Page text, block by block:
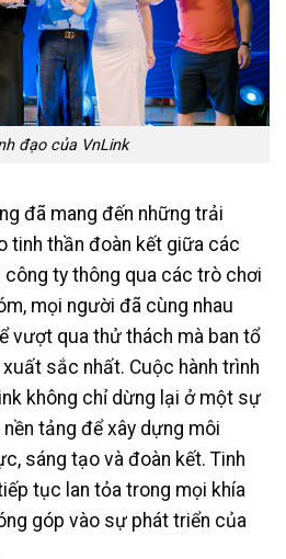
đạo của VnLink
đã mang đến những trải
tinh thần đoàn kết giữa các
công ty thông qua các trò chơi
mọi người đã cùng nhau
vượt qua thử thách mà ban tổ
sắc nhất. Cuộc hành trình
không chỉ dừng lại ở một sự
tảng để xây dựng môi
sáng tạo và đoàn kết. Tinh
tục lan tỏa trong mọi khía
góp vào sự phát triển của